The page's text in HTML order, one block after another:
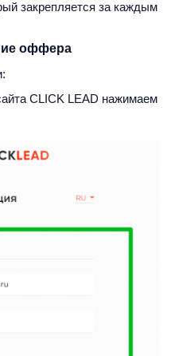
закрепляется за каждым
оффера
CLICK LEAD нажимаем